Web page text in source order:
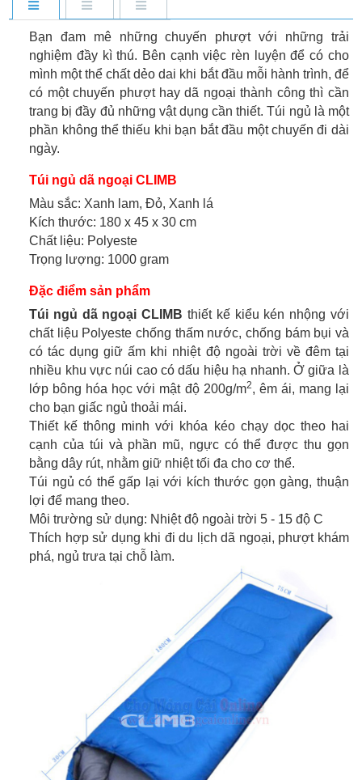
Bạn đam mê những chuyến phượt với những trải
nghiệm đầy kì thú. Bên cạnh việc rèn luyện để có cho
mình một thể chất dẻo dai khi bắt đầu mỗi hành trình, để
có một chuyến phượt hay dã ngoại thành công thì cần
trang bị đầy đủ những vật dụng cần thiết. Túi ngủ là một
phần không thể thiếu khi bạn bắt đầu một chuyến đi dài
ngày.
Túi ngủ dã ngoại CLIMB
Màu sắc: Xanh lam, Đỏ, Xanh lá
Kích thước: 180 x 45 x 30 cm
Chất liệu: Polyeste
Trọng lượng: 1000 gram
Đặc điểm sản phẩm
Túi ngủ dã ngoại CLIMB thiết kế kiểu kén nhộng với
chất liệu Polyeste chống thấm nước, chống bám bụi và
có tác dụng giữ ấm khi nhiệt độ ngoài trời về đêm tại
nhiều khu vực núi cao có dấu hiệu hạ nhanh. Ở giữa là
lớp bông hóa học với mật độ 200g/m2, êm ái, mang lại
cho bạn giấc ngủ thoải mái.
Thiết kế thông minh với khóa kéo chạy dọc theo hai
cạnh của túi và phần mũ, ngực có thể được thu gọn
bằng dây rút, nhằm giữ nhiệt tối đa cho cơ thể.
Túi ngủ có thể gấp lại với kích thước gọn gàng, thuận
lợi để mang theo.
Môi trường sử dụng: Nhiệt độ ngoài trời 5 - 15 độ C
Thích hợp sử dụng khi đi du lịch dã ngoại, phượt khám
phá, ngủ trưa tại chỗ làm.